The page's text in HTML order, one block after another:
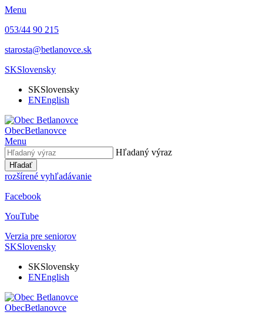
Menu
053/44 90 215
starosta@betlanovce.sk
SKSlovensky
SKSlovensky
ENEnglish
ObecBetlanovce
Menu
Hľadaný výraz
Hľadať
rozšírené vyhľadávanie
Facebook
YouTube
Verzia pre seniorov
SKSlovensky
SKSlovensky
ENEnglish
ObecBetlanovce